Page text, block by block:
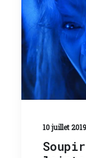
10 juillet 2019